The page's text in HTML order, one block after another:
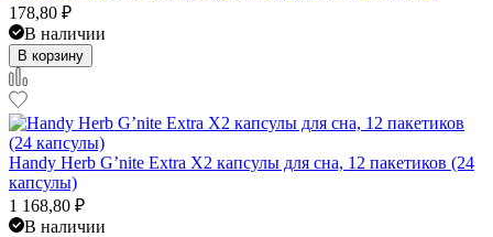
178,80 ₽
В наличии
В корзину
Handy Herb G’nite Extra X2 капсулы для сна, 12 пакетиков (24
капсулы)
1 168,80 ₽
В наличии